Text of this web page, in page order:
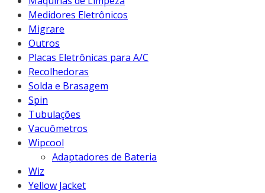
Medidores Eletrônicos
Migrare
Outros
Placas Eletrônicas para A/C
Recolhedoras
Solda e Brasagem
Spin
Tubulações
Vacuômetros
Wipcool
Adaptadores de Bateria
Wiz
Yellow Jacket